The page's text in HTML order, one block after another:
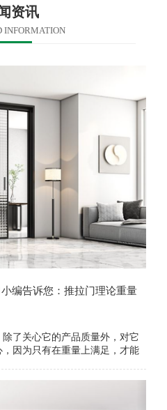
资讯
INFORMATION
编告诉您：推拉门理论重量
了关心它的产品质量外，对它
因为只有在重量上满足，才能